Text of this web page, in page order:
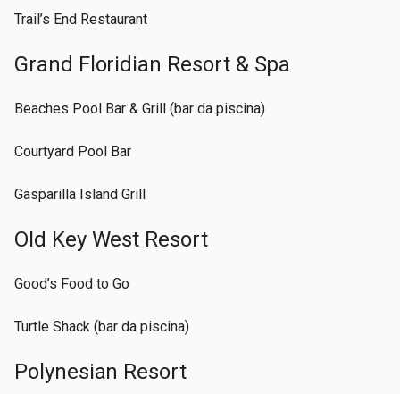
Trail’s End Restaurant
Grand Floridian Resort & Spa
Beaches Pool Bar & Grill (bar da piscina)
Courtyard Pool Bar
Gasparilla Island Grill
Old Key West Resort
Good’s Food to Go
Turtle Shack (bar da piscina)
Polynesian Resort